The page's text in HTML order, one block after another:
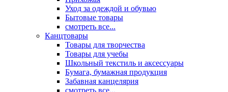
Уход за одеждой и обувью
Бытовые товары
смотреть все...
Канцтовары
Товары для творчества
Товары для учебы
Школьный текстиль и аксессуары
Бумага, бумажная продукция
Забавная канцелярия
смотреть все...